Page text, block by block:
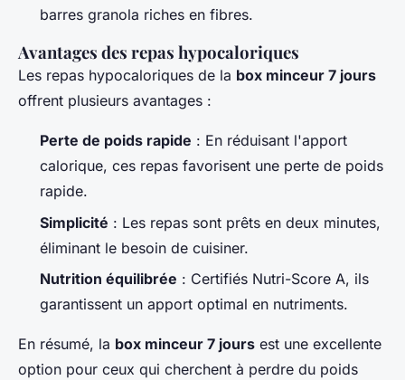
barres granola riches en fibres.
Avantages des repas hypocaloriques
Les repas hypocaloriques de la box minceur 7 jours
offrent plusieurs avantages :
Perte de poids rapide : En réduisant l'apport
calorique, ces repas favorisent une perte de poids
rapide.
Simplicité : Les repas sont prêts en deux minutes,
éliminant le besoin de cuisiner.
Nutrition équilibrée : Certifiés Nutri-Score A, ils
garantissent un apport optimal en nutriments.
En résumé, la box minceur 7 jours est une excellente
option pour ceux qui cherchent à perdre du poids